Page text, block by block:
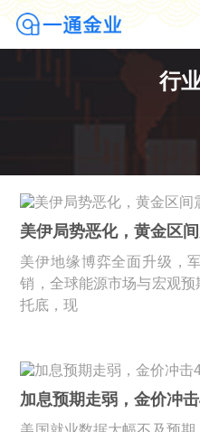
行
美伊局势恶化，黄金区
美伊地缘博弈全面升级，
销，全球能源市场与宏观
托底，现
加息预期走弱，金价冲